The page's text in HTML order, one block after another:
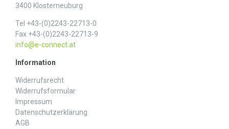
3400 Klosterneuburg
Tel +43-(0)2243-22713-0
Fax +43-(0)2243-22713-9
info@e-connect.at
Information
Widerrufs­recht
Widerrufs­formular
Impressum
Daten­schutz­erklärung
AGB